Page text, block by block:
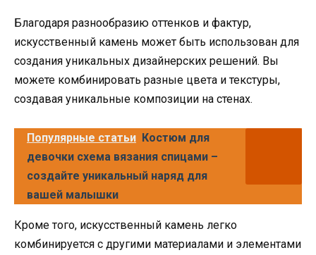
Благодаря разнообразию оттенков и фактур,
искусственный камень может быть использован для
создания уникальных дизайнерских решений. Вы
можете комбинировать разные цвета и текстуры,
создавая уникальные композиции на стенах.
Популярные статьи Костюм для
девочки схема вязания спицами –
создайте уникальный наряд для
вашей малышки
Кроме того, искусственный камень легко
комбинируется с другими материалами и элементами